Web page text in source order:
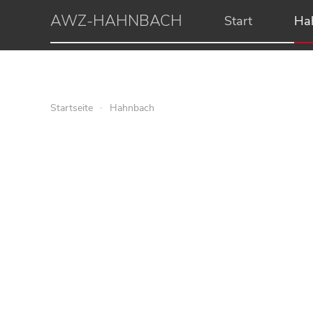
AWZ-HAHNBACH Start
Startseite Hahnbach